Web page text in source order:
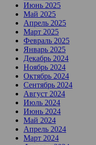
Июнь 2025
Май 2025
Апрель 2025
Март 2025
Февраль 2025
Январь 2025
Декабрь 2024
Ноябрь 2024
Октябрь 2024
Сентябрь 2024
Август 2024
Июль 2024
Июнь 2024
Май 2024
Апрель 2024
Март 2024